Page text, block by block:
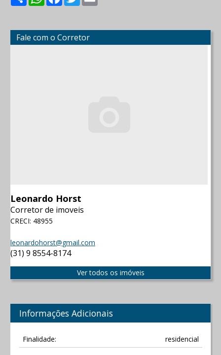
Fale com o Corretor
Leonardo Horst
Corretor de imoveis
CRECI: 48955
leonardohorst@gmail.com
(31) 9 8554-8174
Ver todos os imóveis
Informações Adicionais
Finalidade: residencial